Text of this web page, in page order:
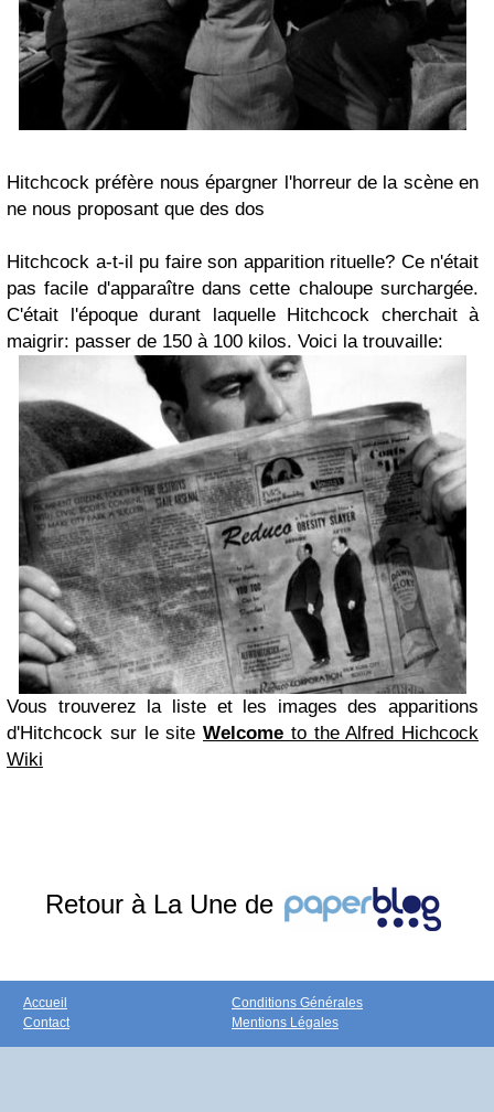
Hitchcock préfère nous épargner l'horreur de la scène en
ne nous proposant que des dos
Hitchcock a-t-il pu faire son apparition rituelle? Ce n'était
pas facile d'apparaître dans cette chaloupe surchargée.
C'était l'époque durant laquelle Hitchcock cherchait à
maigrir: passer de 150 à 100 kilos. Voici la trouvaille:
Vous trouverez la liste et les images des apparitions
d'Hitchcock sur le site Welcome to the Alfred Hichcock
Wiki
Retour à La Une de
Accueil
Contact
Conditions Générales
Mentions Légales